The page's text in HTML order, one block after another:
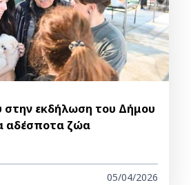
στην εκδήλωση του Δήμου
αδέσποτα ζώα
05/04/2026